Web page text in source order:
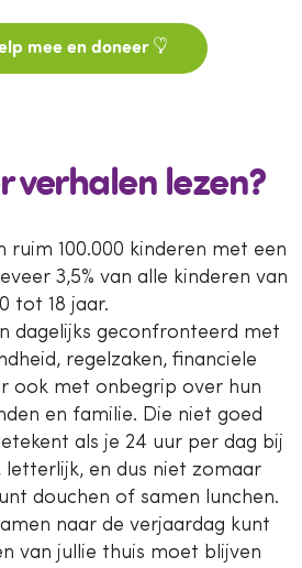
mee en doneer
verhalen lezen?
ruim 100.000 kinderen met een
3,5% van alle kinderen van
0 tot 18 jaar.
dagelijks geconfronteerd met
regelzaken, financiele
ook met onbegrip over hun
en familie. Die niet goed
als je 24 uur per dag bij
letterlijk, en dus niet zomaar
douchen of samen lunchen.
naar de verjaardag kunt
van jullie thuis moet blijven